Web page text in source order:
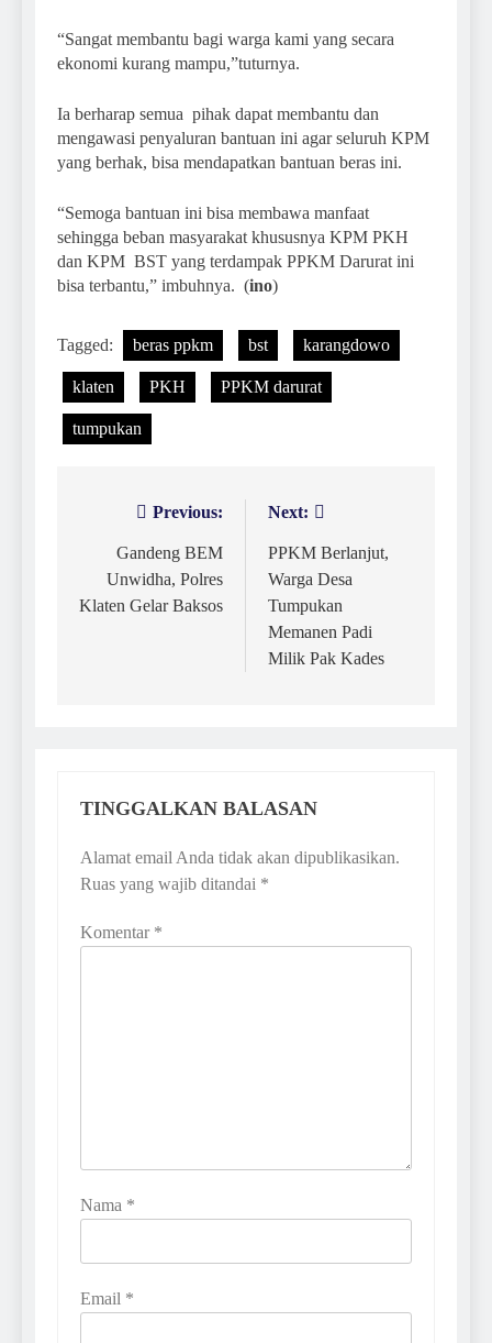
“Sangat membantu bagi warga kami yang secara
ekonomi kurang mampu,”tuturnya.
Ia berharap semua pihak dapat membantu dan
mengawasi penyaluran bantuan ini agar seluruh KPM
yang berhak, bisa mendapatkan bantuan beras ini.
“Semoga bantuan ini bisa membawa manfaat
sehingga beban masyarakat khususnya KPM PKH
dan KPM BST yang terdampak PPKM Darurat ini
bisa terbantu,” imbuhnya. (ino)
Tagged: beras ppkm bst karangdowo
klaten PKH PPKM darurat
tumpukan
NavigasiPrevious:
Gandeng BEM
Unwidha, Polres
Klaten Gelar Baksos
Next:
PPKM Berlanjut,
Warga Desa
Tumpukan
Memanen Padi
Milik Pak Kades
TINGGALKAN BALASAN
Alamat email Anda tidak akan dipublikasikan.
Ruas yang wajib ditandai *
Komentar *
Nama *
Email *